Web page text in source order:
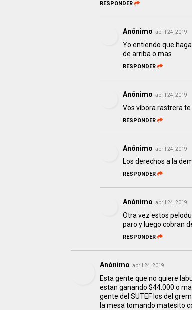
RESPONDER
Anónimo abril 24, 2019
Yo entiendo que
de arriba o mas
RESPONDER
Anónimo abril 24, 2019
Vos víbora rastrera te
RESPONDER
Anónimo abril 24, 2019
Los derechos a la
RESPONDER
Anónimo abril 24, 2019
Otra vez estos
paro y luego cobran
RESPONDER
Anónimo abril 24, 2019
Esta gente que no quiere
estan ganando $44.000 o
gente del SUTEF los del
la mesa tomando matesito